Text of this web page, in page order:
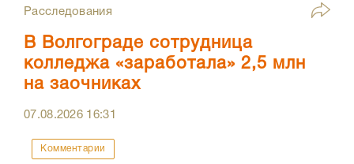
Расследования
В Волгограде сотрудница
колледжа «заработала» 2,5 млн
на заочниках
07.08.2026 16:31
Комментарии